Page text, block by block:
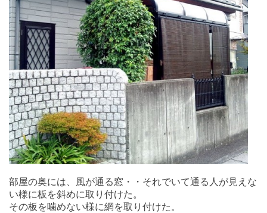
部屋の奥には、風が通る窓・・それでいて通る人が見えな
い様に板を斜めに取り付けた。
その板を噛めない様に網を取り付けた。